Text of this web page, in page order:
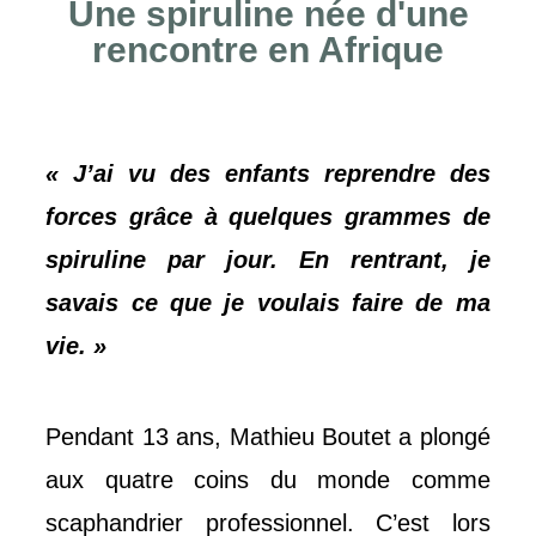
Une spiruline née d'une
rencontre en Afrique
« J’ai vu des enfants reprendre des
forces grâce à quelques grammes de
spiruline par jour. En rentrant, je
savais ce que je voulais faire de ma
vie. »
Pendant 13 ans, Mathieu Boutet a plongé
aux quatre coins du monde comme
scaphandrier professionnel. C’est lors